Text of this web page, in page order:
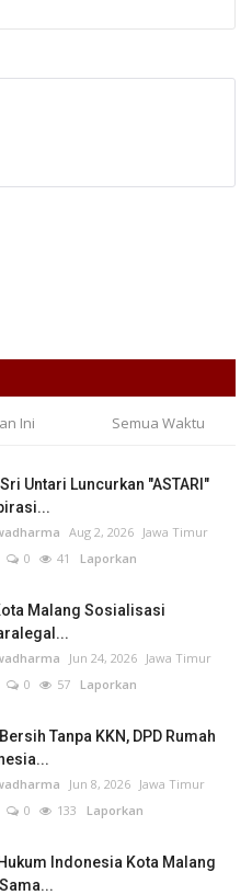
Ini Semua Waktu
Untari Luncurkan "ASTARI"
Aug 2, 2026 Jawa Timur
0 41 Laporkan
Malang Sosialisasi
Jun 24, 2026 Jawa Timur
0 57 Laporkan
Tanpa KKN, DPD Rumah
Jun 8, 2026 Jawa Timur
0 133 Laporkan
Indonesia Kota Malang